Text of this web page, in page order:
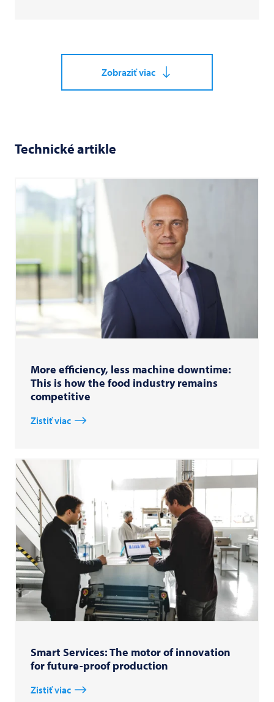
Zobraziť viac
Technické artikle
More efficiency, less machine downtime:
This is how the food industry remains
competitive
Zistiť viac
Smart Services: The motor of innovation
for future-proof production
Zistiť viac